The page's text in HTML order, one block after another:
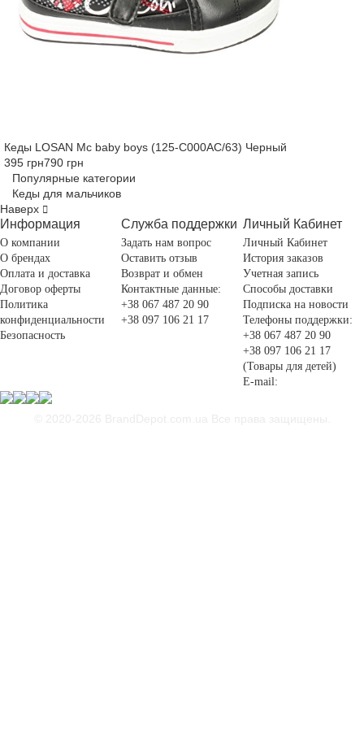
Кеды LOSAN Mc baby boys (125-C000AC/63) Черный
395 грн790 грн
Популярные категории
Кеды для мальчиков
Наверх
Информация
О компании
О брендах
Оплата и доставка
Договор оферты
Политика
конфиденциальности
Безопасность
Служба поддержки
Задать нам вопрос
Оставить отзыв
Возврат и обмен
Контактные данные:
+38 067 487 20 90
+38 097 106 21 17
Личный Кабинет
Личный Кабинет
История заказов
Учетная запись
Способы доставки
Подписка на новости
Телефоны поддержки:
+38 067 487 20 90
+38 097 106 21 17
(Товары для детей)
E-mail: